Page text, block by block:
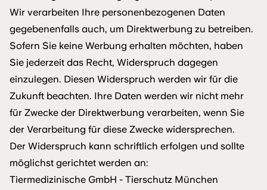
Wir verarbeiten Ihre personenbezogenen Daten
gegebenenfalls auch, um Direktwerbung zu betreiben.
Sofern Sie keine Werbung erhalten möchten, haben
Sie jederzeit das Recht, Widerspruch dagegen
einzulegen. Diesen Widerspruch werden wir für die
Zukunft beachten. Ihre Daten werden wir nicht mehr
für Zwecke der Direktwerbung verarbeiten, wenn Sie
der Verarbeitung für diese Zwecke widersprechen.
Der Widerspruch kann schriftlich erfolgen und sollte
möglichst gerichtet werden an:
Tiermedizinische GmbH - Tierschutz München